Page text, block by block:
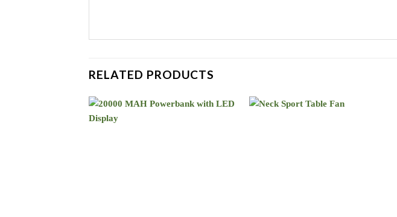
RELATED PRODUCTS